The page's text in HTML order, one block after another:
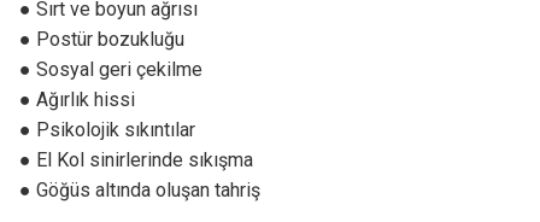
● Sırt ve boyun ağrısı
● Postür bozukluğu
● Sosyal geri çekilme
● Ağırlık hissi
● Psikolojik sıkıntılar
● El Kol sinirlerinde sıkışma
● Göğüs altında oluşan tahriş